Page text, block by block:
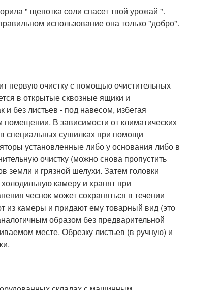
" щепотка соли спасет твой урожай ".
использование она только "добро".
первую очистку с помощью очистительных
в открытые сквозные ящики и
и без листьев - под навесом, избегая
В зависимости от климатических
специальных сушилках при помощи
установленные либо у основания либо в
очистку (можно снова пропустить
земли и грязной шелухи. Затем головки
камеру и хранят при
чеснок может сохраняться в течении
из камеры и придают ему товарный вид (это
образом без предварительной
месте. Обрезку листьев (в ручную) и